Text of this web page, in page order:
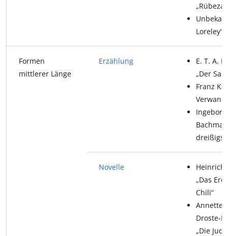
Loreley“
Formen
mittlerer Länge
Erzählung
E. T. A.
„Der
Franz
Ingeborg
Novelle
Heinrich
„Das
Chili“
Annette
Droste-
„Die